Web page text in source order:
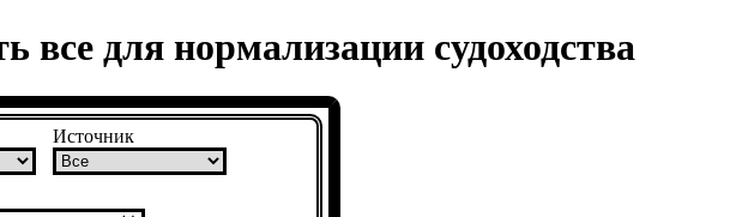
все для нормализации судоходства
Источник